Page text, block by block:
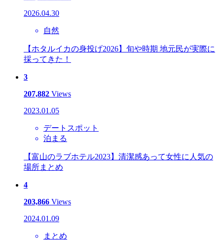
2026.04.30
自然
【ホタルイカの身投げ2026】旬や時期 地元民が実際に
採ってきた！
3
207,882 Views
2023.01.05
デートスポット
泊まる
【富山のラブホテル2023】清潔感あって女性に人気の
場所まとめ
4
203,866 Views
2024.01.09
まとめ